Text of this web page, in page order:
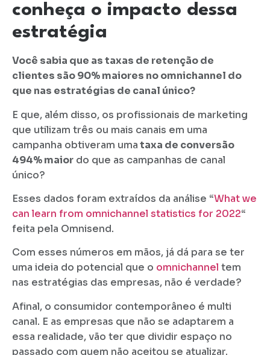
conheça o impacto dessa
estratégia
Você sabia que as taxas de retenção de
clientes são 90% maiores no omnichannel do
que nas estratégias de canal único?
E que, além disso, os profissionais de marketing
que utilizam três ou mais canais em uma
campanha obtiveram umataxa de conversão
494% maior do que as campanhas de canal
único?
Esses dados foram extraídos da análise “What we
can learn from omnichannel statistics for 2022“
feita pela Omnisend.
Com esses números em mãos, já dá para se ter
uma ideia do potencial que o omnichannel tem
nas estratégias das empresas, não é verdade?
Afinal, o consumidor contemporâneo é multi
canal. E as empresas que não se adaptarem a
essa realidade, vão ter que dividir espaço no
passado com quem não aceitou se atualizar.